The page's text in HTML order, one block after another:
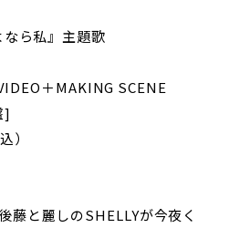
ら私』主題歌
＋MAKING SCENE
]
）
藤と麗しのSHELLYが今夜く